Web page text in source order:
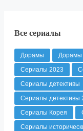
Все сериалы
Дорамы Дорамы
Сериалы 2023
Сериалы детективы
Сериалы детективы
Сериалы Корея
Сериалы